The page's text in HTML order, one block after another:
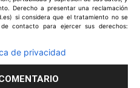
Derecho a presentar una reclamación
si considera que el tratamiento no se
contacto para ejercer sus derechos:
de privacidad